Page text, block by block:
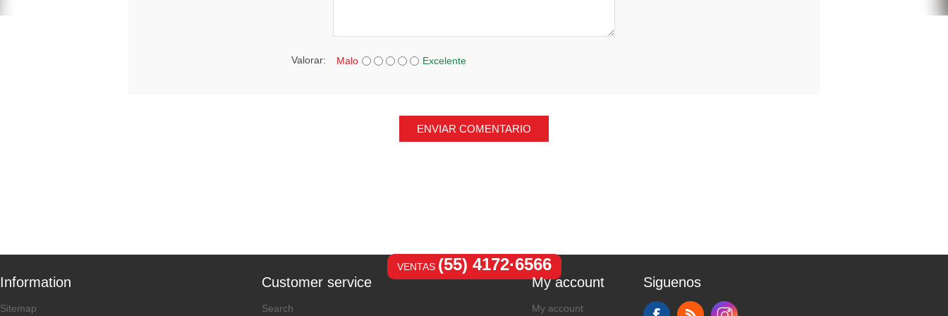
Valorar: Malo Excelente
ENVIAR COMENTARIO
VENTAS (55) 4172·6566
Information
Sitemap
Customer service
Search
My account
My account
Siguenos